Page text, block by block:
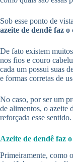
Sob esse ponto de
azeite de dendê faz o
De fato existem
nos fios e couro
cada um possui suas
e formas corretas de
No caso, por ser um
de alimentos, o azeite
reforçada esse sentido.
Azeite de dendê faz
Primeiramente, como